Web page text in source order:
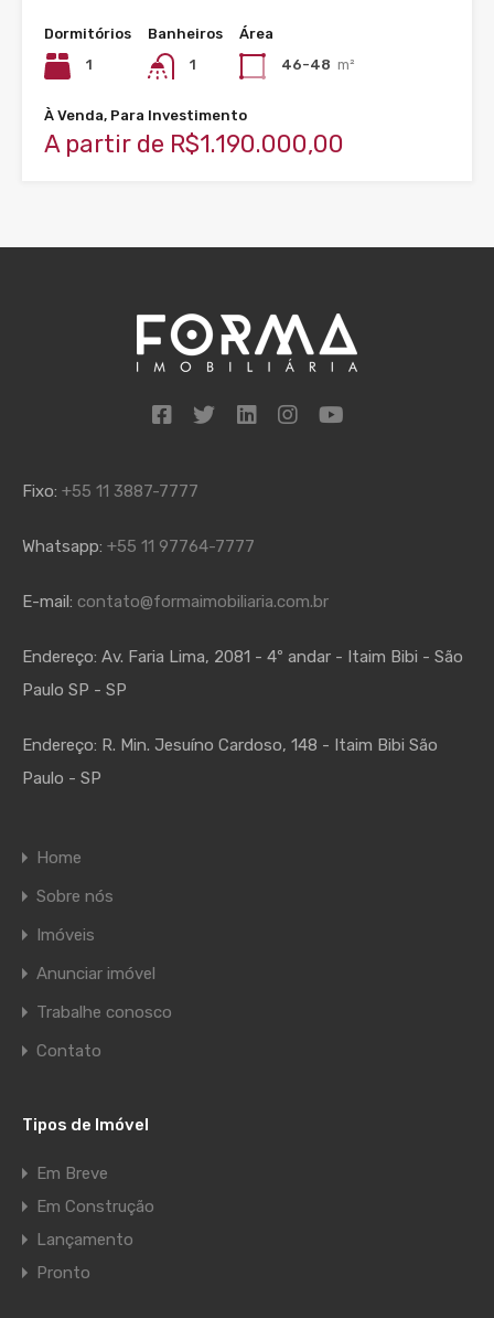
Dormitórios
1
Banheiros
1
Área
46-48 m²
À Venda, Para Investimento
A partir de R$1.190.000,00
Fixo: +55 11 3887-7777
Whatsapp: +55 11 97764-7777
E-mail: contato@formaimobiliaria.com.br
Endereço: Av. Faria Lima, 2081 - 4º andar - Itaim Bibi - São
Paulo SP - SP
Endereço: R. Min. Jesuíno Cardoso, 148 - Itaim Bibi São
Paulo - SP
Home
Sobre nós
Imóveis
Anunciar imóvel
Trabalhe conosco
Contato
Tipos de Imóvel
Em Breve
Em Construção
Lançamento
Pronto